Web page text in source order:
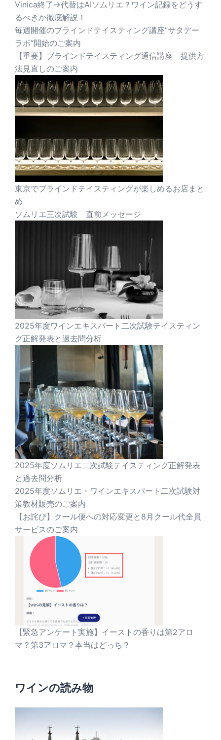
Vinica終了→代替はAIソムリエ？ワイン記録をどうす
るべきか徹底解説！
毎週開催のブラインドテイスティング講座”サタデー
ラボ”開始のご案内
【重要】ブラインドテイスティング通信講座 提供方
法見直しのご案内
東京でブラインドテイスティングが楽しめるお店まと
め
ソムリエ三次試験 直前メッセージ
2025年度ワインエキスパート二次試験テイスティン
グ正解発表と過去問分析
2025年度ソムリエ二次試験テイスティング正解発表
と過去問分析
2025年度ソムリエ・ワインエキスパート二次試験対
策教材販売のご案内
【お詫び】クール便への対応変更と8月クール代全員
サービスのご案内
【緊急アンケート実施】イーストの香りは第2アロ
マ？第3アロマ？本当はどっち？
ワインの読み物